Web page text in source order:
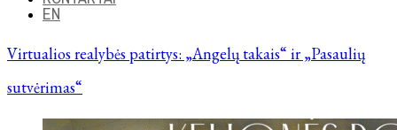
EN
Virtualios realybės patirtys: „Angelų takais“ ir „Pasaulių
sutvėrimas“